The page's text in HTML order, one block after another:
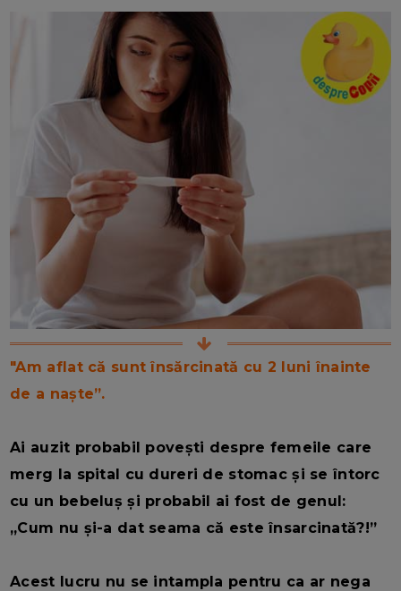
"Am aflat că sunt însărcinată cu 2 luni înainte
de a naște”.
Ai auzit probabil povești despre femeile care
merg la spital cu dureri de stomac și se întorc
cu un bebeluș și probabil ai fost de genul:
„Cum nu și-a dat seama că este însarcinată?!”
Acest lucru nu se intampla pentru ca ar nega